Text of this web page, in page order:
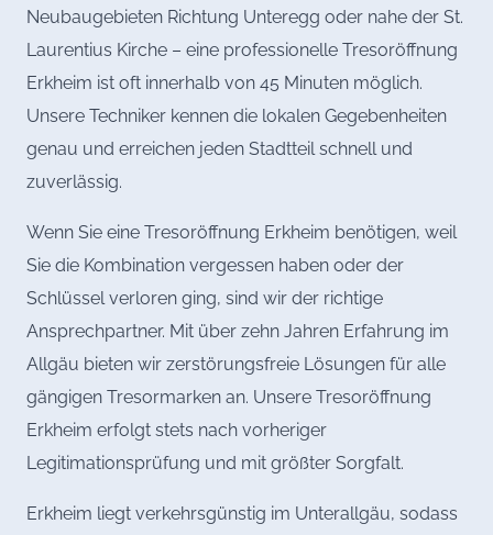
Neubaugebieten Richtung Unteregg oder nahe der St.
Laurentius Kirche – eine professionelle Tresoröffnung
Erkheim ist oft innerhalb von 45 Minuten möglich.
Unsere Techniker kennen die lokalen Gegebenheiten
genau und erreichen jeden Stadtteil schnell und
zuverlässig.
Wenn Sie eine Tresoröffnung Erkheim benötigen, weil
Sie die Kombination vergessen haben oder der
Schlüssel verloren ging, sind wir der richtige
Ansprechpartner. Mit über zehn Jahren Erfahrung im
Allgäu bieten wir zerstörungsfreie Lösungen für alle
gängigen Tresormarken an. Unsere Tresoröffnung
Erkheim erfolgt stets nach vorheriger
Legitimationsprüfung und mit größter Sorgfalt.
Erkheim liegt verkehrsgünstig im Unterallgäu, sodass